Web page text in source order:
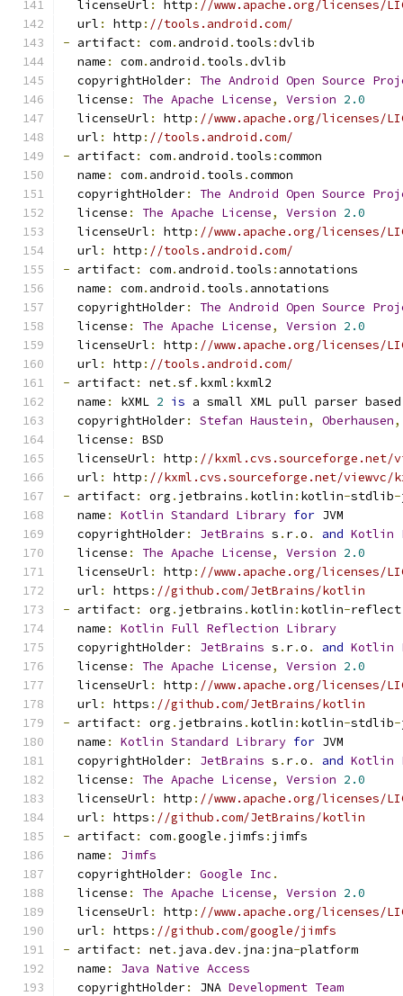
  licenseUrl
: http : //www.apache.org/licenses/
  url
: http : //tools.android.com/
- artifact: com. android . tools :dvlib
  name
: com. android . tools .dvlib
  copyrightHolder
: The Android Open Source
  license
: The Apache License, Version 2.0
  licenseUrl
: http : //www.apache.org/licenses/
  url
: http : //tools.android.com/
- artifact: com. android . tools :common
  name
: com. android . tools .common
  copyrightHolder
: The Android Open Source
  license
: The Apache License, Version 2.0
  licenseUrl
: http : //www.apache.org/licenses/
  url
: http : //tools.android.com/
- artifact: com. android . tools : annotations
  name
: com. android . tools . annotations
  copyrightHolder
: The Android Open Source
  license
: The Apache License, Version 2.0
  licenseUrl
: http : //www.apache.org/licenses/
  url
: http : //tools.android.com/
- artifact: net.sf. kxml : kxml2
  name
: kXML 2 is a small XML pull parser
  copyrightHolder
: Stefan Haustein, Oberhausen,
  license
:
BSD
  licenseUrl
: http : //kxml.cvs.sourceforge.net/
  url
: http : //kxml.cvs.sourceforge.net/viewvc/
- artifact: org . jetbrains . kotlin : kotlin-stdlib-
  name
: Kotlin Standard Library for JVM
  copyrightHolder
: JetBrains s . r.o . and Kotlin
  license
: The Apache License, Version 2.0
  licenseUrl
: http : //www.apache.org/licenses/
  url
: https : //github.com/JetBrains/kotlin
- artifact: org . jetbrains . kotlin : kotlin-reflect
  name
: Kotlin Full Reflection Library
  copyrightHolder
: JetBrains s . r.o . and Kotlin
  license
: The Apache License, Version 2.0
  licenseUrl
: http : //www.apache.org/licenses/
  url
: https : //github.com/JetBrains/kotlin
- artifact: org . jetbrains . kotlin : kotlin-stdlib-
  name
: Kotlin Standard Library for JVM
  copyrightHolder
: JetBrains s . r.o . and Kotlin
  license
: The Apache License, Version 2.0
  licenseUrl
: http : //www.apache.org/licenses/
  url
: https : //github.com/JetBrains/kotlin
- artifact: com.google . jimfs : jimfs
  name
:
Jimfs
  copyrightHolder
: Google Inc .
  license
: The Apache License, Version 2.0
  licenseUrl
: http : //www.apache.org/licenses/
  url
: https : //github.com/google/jimfs
- artifact: net. java .dev. jna : jna-platform
  name
: Java Native Access
  copyrightHolder
: JNA Development Team